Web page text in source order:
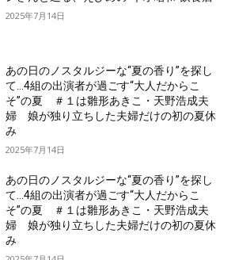
2025年7月14日
あの日のノスタルジーな“夏の香り”を探し
て…4組の出演者が過ごす“大人だからこ
そ”の夏 ＃１は雛形あきこ・天野浩成夫
婦 娘が独り立ちした夫婦だけの初の夏休
み
2025年7月14日
あの日のノスタルジーな“夏の香り”を探し
て…4組の出演者が過ごす“大人だからこ
そ”の夏 ＃１は雛形あきこ・天野浩成夫
婦 娘が独り立ちした夫婦だけの初の夏休
み